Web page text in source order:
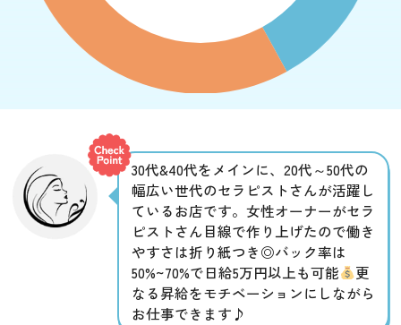
30代&40代をメインに、20代～50代の
幅広い世代のセラピストさんが活躍し
ているお店です。女性オーナーがセラ
ピストさん目線で作り上げたので働き
やすさは折り紙つき◎バック率は
50%~70%で日給5万円以上も可能
更
なる昇給をモチベーションにしながら
お仕事できます♪